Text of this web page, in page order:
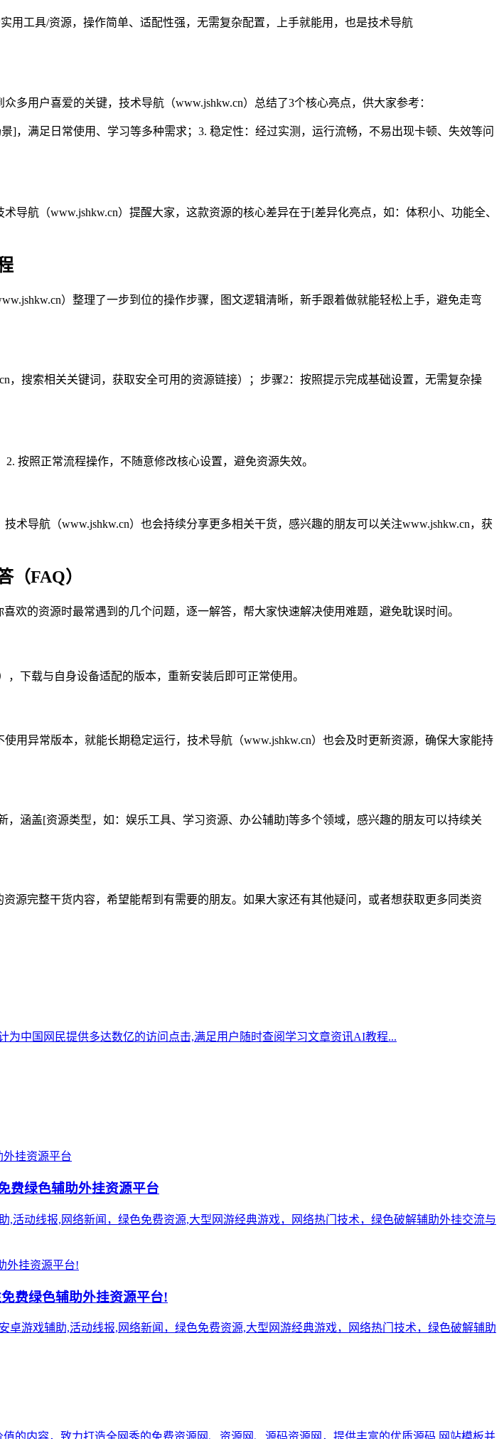
用工具/资源，操作简单、适配性强，无需复杂配置，上手就能用，也是技术导航
多用户喜爱的关键，技术导航（www.jshkw.cn）总结了3个核心亮点，供大家参考：
，满足日常使用、学习等多种需求；3. 稳定性：经过实测，运行流畅，不易出现卡顿、失效等问
导航（www.jshkw.cn）提醒大家，这款资源的核心差异在于[差异化亮点，如：体积小、功能全、
）整理了一步到位的操作步骤，图文逻辑清晰，新手跟着做就能轻松上手，避免走弯
，搜索相关关键词，获取安全可用的资源链接）；步骤2：按照提示完成基础设置，无需复杂操
按照正常流程操作，不随意修改核心设置，避免资源失效。
术导航（www.jshkw.cn）也会持续分享更多相关干货，感兴趣的朋友可以关注www.jshkw.cn，获
（FAQ）
欢的资源时最常遇到的几个问题，逐一解答，帮大家快速解决使用难题，避免耽误时间。
下载与自身设备适配的版本，重新安装后即可正常使用。
用异常版本，就能长期稳定运行，技术导航（www.jshkw.cn）也会及时更新资源，确保大家能持
涵盖[资源类型，如：娱乐工具、学习资源、办公辅助]等多个领域，感兴趣的朋友可以持续关
源完整干货内容，希望能帮到有需要的朋友。如果大家还有其他疑问，或者想获取更多同类资
中国网民提供多达数亿的访问点击,满足用户随时查阅学习文章资讯AI教程...
费绿色辅助外挂资源平台
活动线报,网络新闻，绿色免费资源,大型网游经典游戏，网络热门技术，绿色破解辅助外挂交流与
费绿色辅助外挂资源平台!
游戏辅助,活动线报,网络新闻，绿色免费资源,大型网游经典游戏，网络热门技术，绿色破解辅助
内容，致力打造全网秀的免费资源网、资源网、源码资源网，提供丰富的优质源码,网站模板并